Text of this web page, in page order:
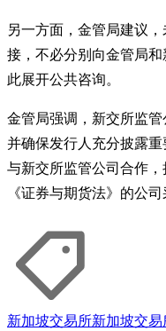
另一方面，金管局建议
接，不必分别向金管局
此展开公共咨询。
金管局强调，新交所监管
并确保发行人充分披露
与新交所监管公司合作
《证券与期货法》的公司
新加坡交易所新加坡交易